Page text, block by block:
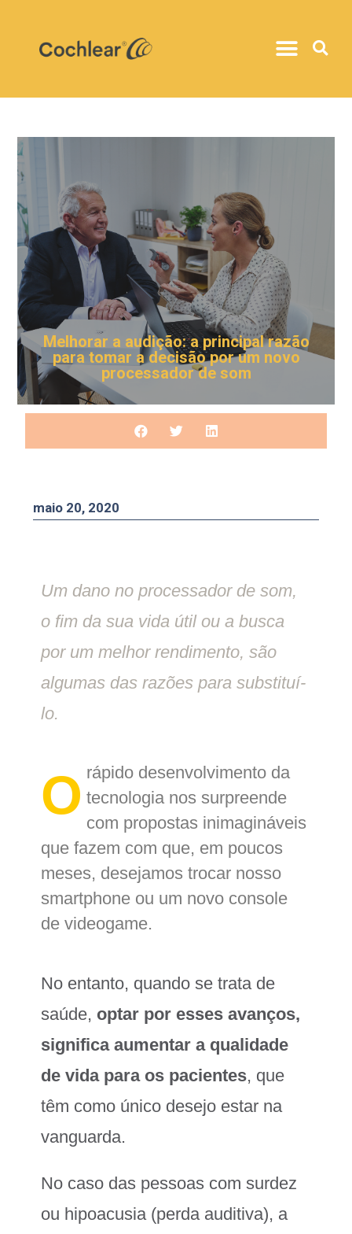
Melhorar a audição: a principal razão
para tomar a decisão por um novo
processador de som
maio 20, 2020
Um dano no processador de som,
o fim da sua vida útil ou a busca
por um melhor rendimento, são
algumas das razões para substituí-
lo.
O rápido desenvolvimento da
tecnologia nos surpreende
com propostas inimagináveis
que fazem com que, em poucos
meses, desejamos trocar nosso
smartphone ou um novo console
de videogame.
No entanto, quando se trata de
saúde, optar por esses avanços,
significa aumentar a qualidade
de vida para os pacientes, que
têm como único desejo estar na
vanguarda.
No caso das pessoas com surdez
ou hipoacusia (perda auditiva), a